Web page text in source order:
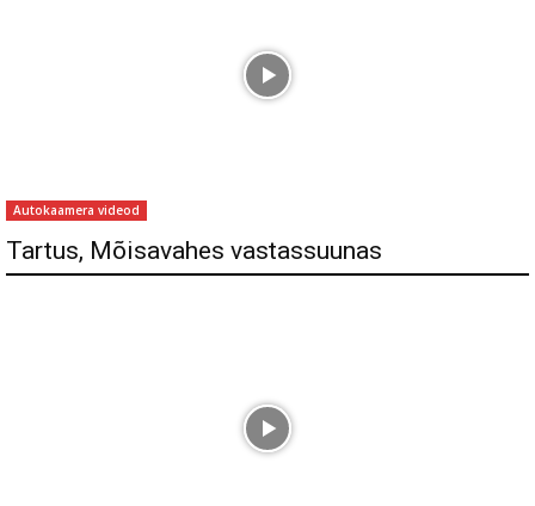
Autokaamera videod
Tartus, Mõisavahes vastassuunas